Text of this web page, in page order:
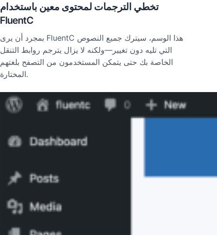
تخطي الترجمات لمحتوى معين باستخدام
FluentC
بمجرد أن يرى FluentC هذا الوسم، سيترك جميع النصوص
التي تليه دون تغيير—ولكنه لا يزال يترجم روابط التنقل
الخاصة بك حتى يتمكن المستخدمون من التصفح بلغتهم
المختارة.